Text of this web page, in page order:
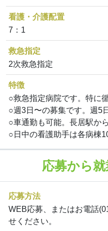
看護・介護配置
7：1
救急指定
2次救急指定
特徴
○救急指定病院です。特に
○週3日〜の募集です。週5
○車通勤も可能。長居駅か
○日中の看護助手は各病棟
応募から
応募方法
WEB応募、またはお電話
せください。